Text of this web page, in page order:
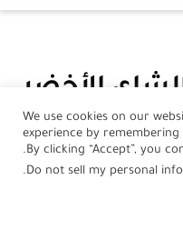
الأخضر
We use cookies on our
experience by
By clicking “Accept”, you
Do not sell my personal
.